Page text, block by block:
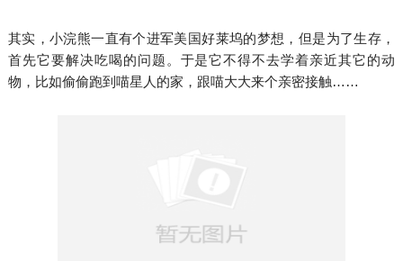
其实，小浣熊一直有个进军美国好莱坞的梦想，但是为了生存，
首先它要解决吃喝的问题。于是它不得不去学着亲近其它的动
物，比如偷偷跑到喵星人的家，跟喵大大来个亲密接触……